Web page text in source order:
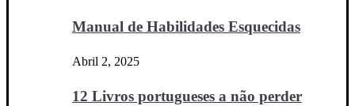
Manual de Habilidades Esquecidas
Abril 2, 2025
12 Livros portugueses a não perder